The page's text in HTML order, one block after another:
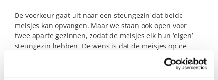
De voorkeur gaat uit naar een steungezin dat beide
meisjes kan opvangen. Maar we staan ook open voor
twee aparte gezinnen, zodat de meisjes elk hun ‘eigen’
steungezin hebben. De wens is dat de meisjes op de
woensdagmiddag of in het weekend naar het steungezin